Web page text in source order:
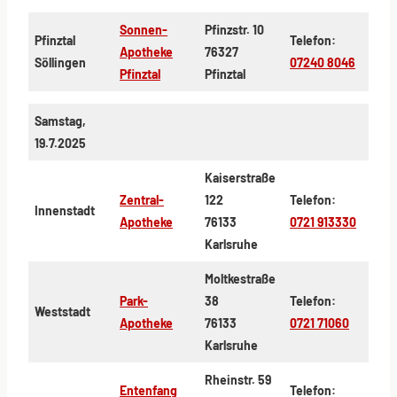
Pfinztal
Söllingen
Sonnen-
Apotheke
Pfinztal
Pfinzstr. 10
76327
Pfinztal
Telefon:
07240 8046
Samstag,
19.7.2025
Innenstadt
Zentral-
Apotheke
Kaiserstraße
122
76133
Karlsruhe
Telefon:
0721 913330
Weststadt
Park-
Apotheke
Moltkestraße
38
76133
Karlsruhe
Telefon:
0721 71060
Entenfang
Rheinstr. 59
Telefon: